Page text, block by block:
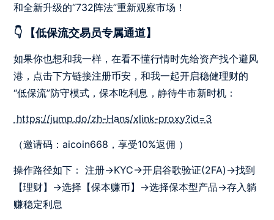
和全新升级的“732阵法”重新观察市场！
👇 【低保流交易员专属通道】
如果你也想和我一样，在看不懂行情时先给资产找个避风
港，点击下方链接注册币安，和我一起开启稳健理财的
“低保流”防守模式，保本吃利息，静待牛市新时机：
https://jump.do/zh-Hans/xlink-proxy?id=3
（邀请码：aicoin668，享受10%返佣 ）
操作路径如下： 注册→KYC→开启谷歌验证(2FA)→找到
【理财】→选择【保本赚币】→选择保本型产品→存入躺
赚稳定利息